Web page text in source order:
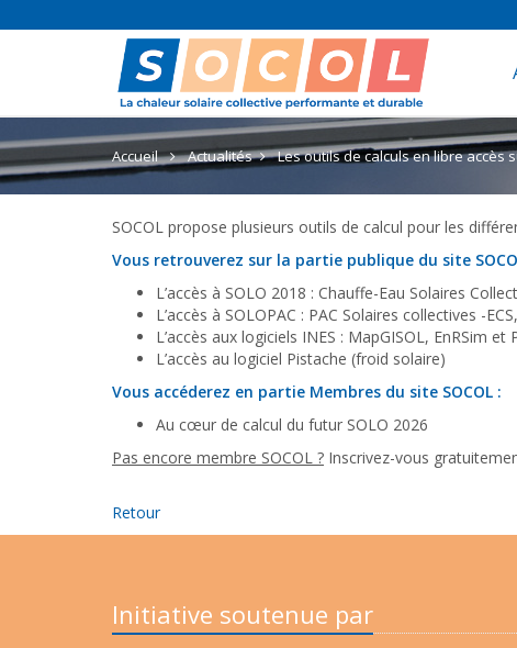
Accueil Actualités Les outils de calculs en libre accès
SOCOL propose plusieurs outils de calcul pour les
Vous retrouverez sur la partie publique du site
L’accès à SOLO 2018 : Chauffe-Eau Solaires
L’accès à SOLOPAC : PAC Solaires collectives -
L’accès aux logiciels INES : MapGISOL, EnRSim et
L’accès au logiciel Pistache (froid solaire)
Vous accéderez en partie Membres du site SOCOL :
Au cœur de calcul du futur SOLO 2026
Pas encore membre SOCOL ? Inscrivez-vous
Retour
Initiative soutenue par